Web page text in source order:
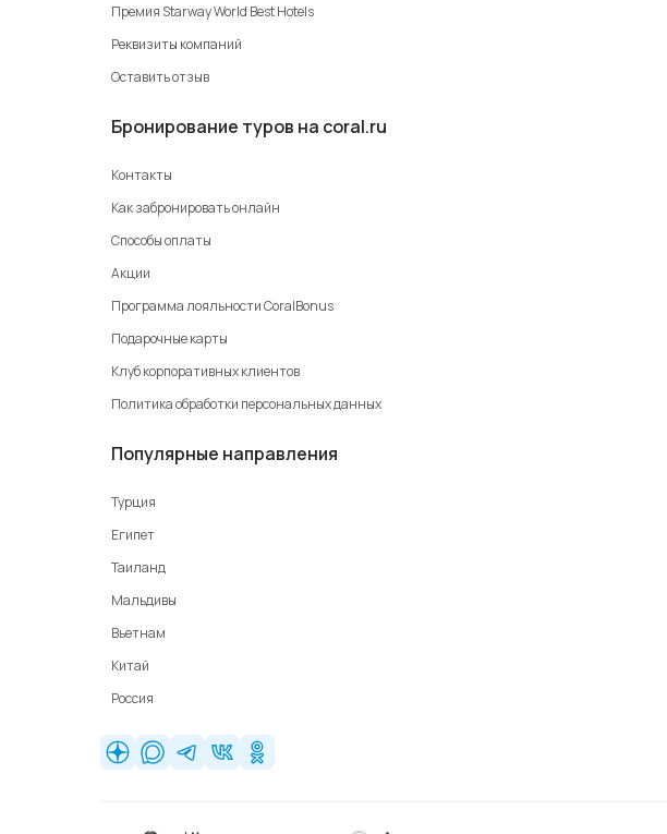
Премия Starway World Best Hotels
Реквизиты компаний
Оставить отзыв
Бронирование туров на coral.ru
Контакты
Как забронировать онлайн
Способы оплаты
Акции
Программа лояльности CoralBonus
Подарочные карты
Клуб корпоративных клиентов
Политика обработки персональных данных
Популярные направления
Турция
Египет
Таиланд
Мальдивы
Вьетнам
Китай
Россия